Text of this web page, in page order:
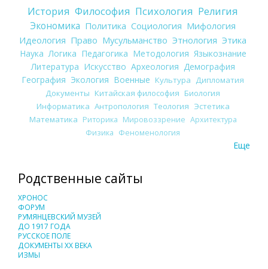
История Философия Психология Религия
Экономика Политика Социология Мифология
Идеология Право Мусульманство Этнология Этика
Наука Логика Педагогика Методология Языкознание
Литература Искусство Археология Демография
География Экология Военные Культура
Дипломатия
Документы Китайская философия Биология
Информатика Антропология Теология Эстетика
Математика Риторика Мировоззрение Архитектура
Физика Феноменология
Еще
Родственные сайты
ХРОНОС
ФОРУМ
РУМЯНЦЕВСКИЙ МУЗЕЙ
ДО 1917 ГОДА
РУССКОЕ ПОЛЕ
ДОКУМЕНТЫ XX ВЕКА
ИЗМЫ